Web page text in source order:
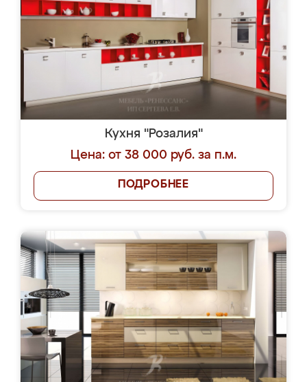
Кухня "Розалия"
Цена: от 38 000 руб. за п.м.
ПОДРОБНЕЕ